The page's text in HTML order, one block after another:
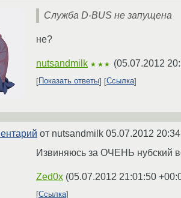
Служба D-BUS не запущена
не?
nutsandmilk ★★★ (05.07.2012
Показать ответы Ссылка
от nutsandmilk 05.07.2012
Извиняюсь за ОЧЕНЬ нубский
Zed0x (05.07.2012 21:01:50
Ссылка